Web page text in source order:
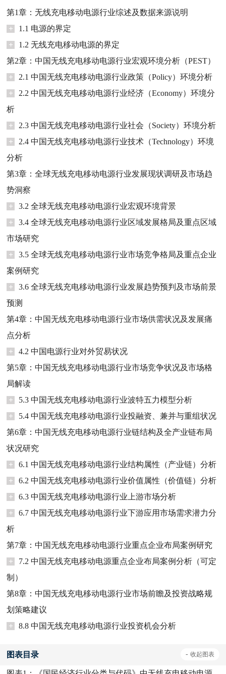
第1章：无线充电移动电源行业综述及数据来源说明
+
1.1 电源的界定
+
1.2 无线充电移动电源的界定
第2章：中国无线充电移动电源行业宏观环境分析（PEST）
+
2.1 中国无线充电移动电源行业政策（Policy）环境分析
+
2.2 中国无线充电移动电源行业经济（Economy）环境分
析
+
2.3 中国无线充电移动电源行业社会（Society）环境分析
+
2.4 中国无线充电移动电源行业技术（Technology）环境
分析
第3章：全球无线充电移动电源行业发展现状调研及市场趋
势洞察
+
3.2 全球无线充电移动电源行业宏观环境背景
+
3.4 全球无线充电移动电源行业区域发展格局及重点区域
市场研究
+
3.5 全球无线充电移动电源行业市场竞争格局及重点企业
案例研究
+
3.6 全球无线充电移动电源行业发展趋势预判及市场前景
预测
第4章：中国无线充电移动电源行业市场供需状况及发展痛
点分析
+
4.2 中国电源行业对外贸易状况
第5章：中国无线充电移动电源行业市场竞争状况及市场格
局解读
+
5.3 中国无线充电移动电源行业波特五力模型分析
+
5.4 中国无线充电移动电源行业投融资、兼并与重组状况
第6章：中国无线充电移动电源行业链结构及全产业链布局
状况研究
+
6.1 中国无线充电移动电源行业结构属性（产业链）分析
+
6.2 中国无线充电移动电源行业价值属性（价值链）分析
+
6.3 中国无线充电移动电源行业上游市场分析
+
6.7 中国无线充电移动电源行业下游应用市场需求潜力分
析
第7章：中国无线充电移动电源行业重点企业布局案例研究
+
7.2 中国无线充电移动电源重点企业布局案例分析（可定
制）
第8章：中国无线充电移动电源行业市场前瞻及投资战略规
划策略建议
+
8.8 中国无线充电移动电源行业投资机会分析
图表目录 - 收起图表